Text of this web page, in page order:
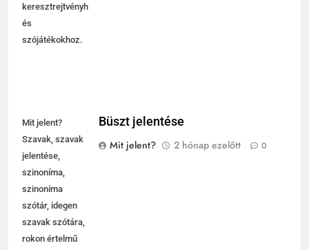
keresztrejtvényhez
és
szójátékokhoz.
Mit jelent?
Szavak, szavak
jelentése,
szinoníma,
szinoníma
szótár, idegen
szavak szótára,
rokon értelmű
Büszt jelentése
Mit jelent?
2 hónap ezelőtt 0